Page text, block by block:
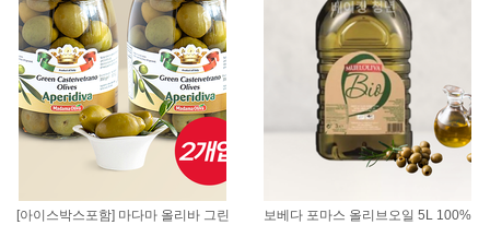
[아이스박스포함] 마다마 올리바 그린
보베다 포마스 올리브오일 5L 100%